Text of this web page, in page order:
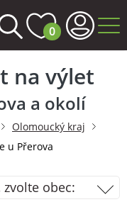
0
na výlet
a okolí
Olomoucký kraj
u Přerova
zvolte obec: